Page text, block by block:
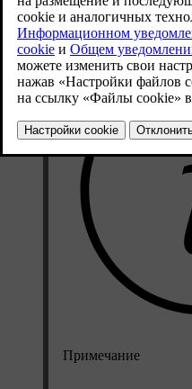
Обновленная версия
Примечание